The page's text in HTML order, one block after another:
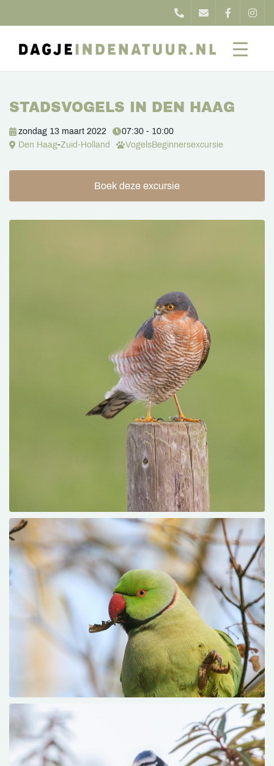
STADSVOGELS IN DEN HAAG
zondag 13 maart 2022
07:30 - 10:00
Den Haag-Zuid-Holland VogelsBeginnersexcursie
Boek deze excursie